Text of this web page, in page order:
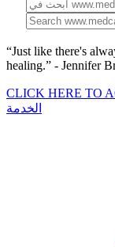
“Just like there's
healing.” - Jennifer
CLICK HERE TO
الخدمة